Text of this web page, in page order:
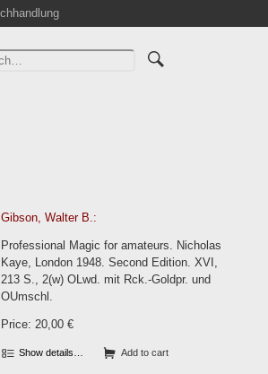
Gibson, Walter B.:
Professional Magic for amateurs. Nicholas
Kaye, London 1948. Second Edition. XVI,
213 S., 2(w) OLwd. mit Rck.-Goldpr. und
OUmschl.
Price: 20,00 €
Show details… Add to cart